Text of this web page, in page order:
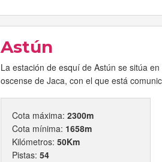
Astún
La estación de esquí de Astún se sitúa
oscense de Jaca, con el que está
Cota máxima: 2300m
Cota mínima: 1658m
Kilómetros: 50Km
Pistas: 54